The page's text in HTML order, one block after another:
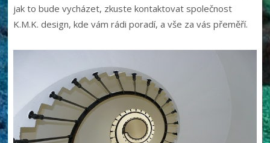
jak to bude vycházet, zkuste kontaktovat společnost
K.M.K. design, kde vám rádi poradí, a vše za vás přeměří.